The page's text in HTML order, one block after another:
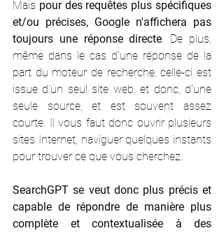
Mais pour des requêtes plus spécifiques
et/ou précises, Google n'affichera pas
toujours une réponse directe. De plus,
même dans le cas d'une réponse de la
part du moteur de recherche, celle-ci est
issue d'un seul site web, et donc, d'une
seule source, et est souvent assez
courte. Il vous faut donc ouvrir plusieurs
sites Internet, naviguer quelques instants
pour trouver ce que vous cherchez.
SearchGPT se veut donc plus précis et
capable de répondre de manière plus
complète et contextualisée à des